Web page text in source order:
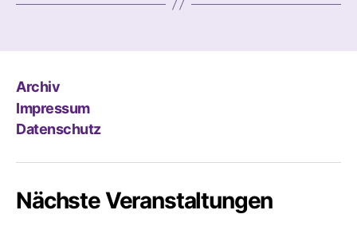
Archiv
Impressum
Datenschutz
Nächste Veranstaltungen